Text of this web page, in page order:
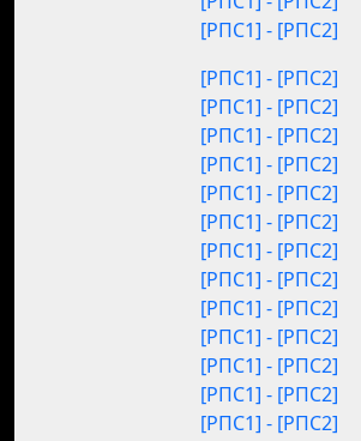
[РПС1] - [РПС2]
[РПС1] - [РПС2]
[РПС1] - [РПС2]
[РПС1] - [РПС2]
[РПС1] - [РПС2]
[РПС1] - [РПС2]
[РПС1] - [РПС2]
[РПС1] - [РПС2]
[РПС1] - [РПС2]
[РПС1] - [РПС2]
[РПС1] - [РПС2]
[РПС1] - [РПС2]
[РПС1] - [РПС2]
[РПС1] - [РПС2]